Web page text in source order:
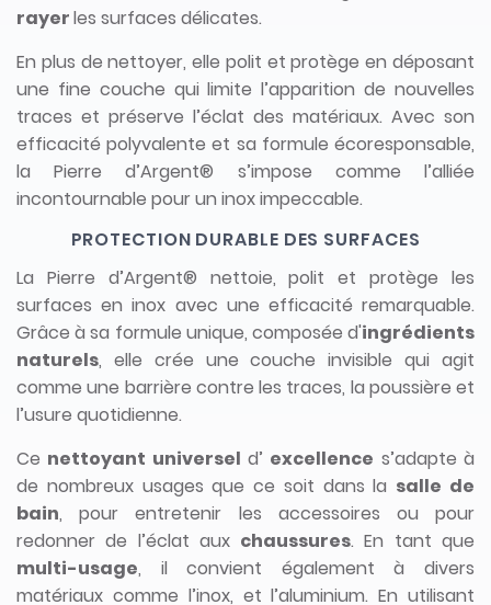
rayerles surfaces délicates.
En plus de nettoyer, elle polit et protège en déposant
une fine couche qui limite l’apparition de nouvelles
traces et préserve l’éclat des matériaux. Avec son
efficacité polyvalente et sa formule écoresponsable,
la Pierre d’Argent® s’impose comme l’alliée
incontournable pour un inox impeccable.
PROTECTION DURABLE DES SURFACES
La Pierre d’Argent® nettoie, polit et protège les
surfaces en inox avec une efficacité remarquable.
Grâce à sa formule unique, composée d'ingrédients
naturels, elle crée une couche invisible qui agit
comme une barrière contre les traces, la poussière et
l’usure quotidienne.
Ce nettoyant universel d’ excellence s’adapte à
de nombreux usages que ce soit dans la salle de
bain, pour entretenir les accessoires ou pour
redonner de l’éclat aux chaussures. En tant que
multi-usage, il convient également à divers
matériaux comme l’inox, et l’aluminium. En utilisant